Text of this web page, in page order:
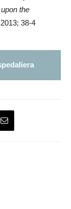
the
38-4